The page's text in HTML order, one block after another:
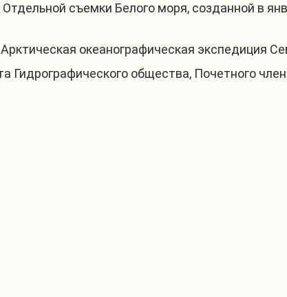
съемки Белого моря, созданной в
океанографическая экспедиция
Гидрографического общества, Почетного